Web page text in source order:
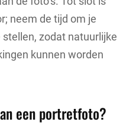
neem de tijd om je
zodat natuurlijke
kunnen worden
een portretfoto?